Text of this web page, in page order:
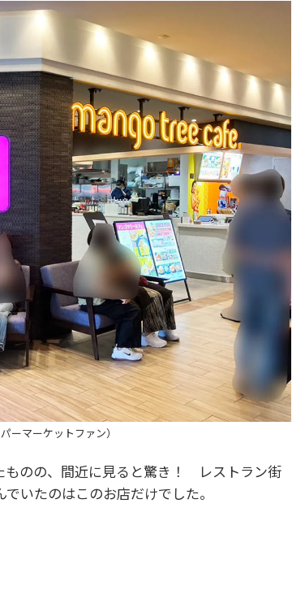
ーマーケットファン）
ものの、間近に見ると驚き！ レストラン街
いたのはこのお店だけでした。